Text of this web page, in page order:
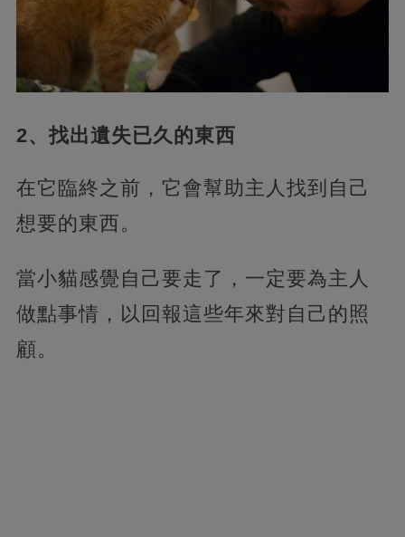
2、找出遺失已久的東西
在它臨終之前，它會幫助主人找到自己
想要的東西。
當小貓感覺自己要走了，一定要為主人
做點事情，以回報這些年來對自己的照
顧。